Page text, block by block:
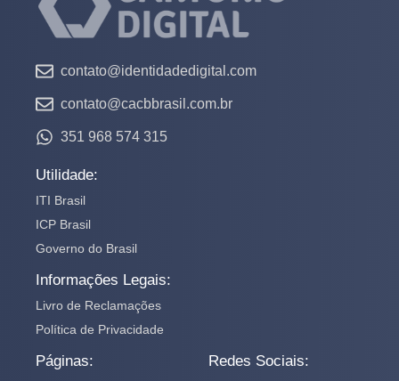
contato@identidadedigital.com
contato@cacbbrasil.com.br
351 968 574 315
Utilidade:
ITI Brasil
ICP Brasil
Governo do Brasil
Informações Legais:
Livro de Reclamações
Política de Privacidade
Páginas: Redes Sociais: